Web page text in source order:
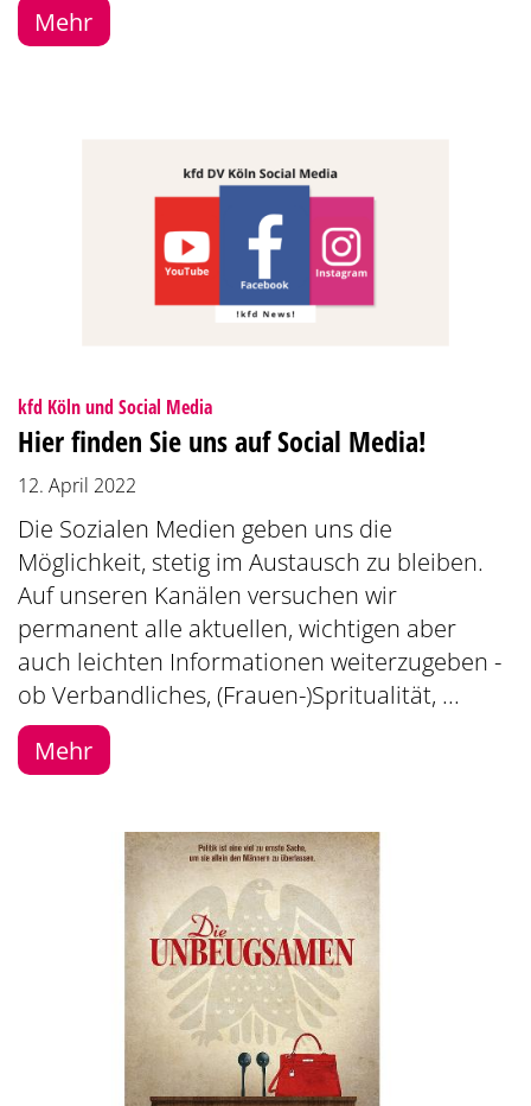
Mehr
kfd Köln und Social Media:
Hier finden Sie uns auf Social Media!
12. April 2022
Die Sozialen Medien geben uns die
Möglichkeit, stetig im Austausch zu bleiben.
Auf unseren Kanälen versuchen wir
permanent alle aktuellen, wichtigen aber
auch leichten Informationen weiterzugeben -
ob Verbandliches, (Frauen-)Spritualität, ...
Mehr